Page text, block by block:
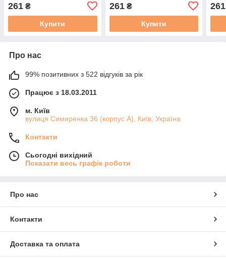
Cypress and Bayberry,
Candle
261 ₴
Купити
"Toasted Pumpkin Spice".
Candle Science
261₴
Купити
261
Про нас
99% позитивних з 522 відгуків за рік
Працює з 18.03.2011
м. Київ
вулиця Симиренка 36 (корпус А), Київ, Україна
Контакти
Сьогодні вихідний
Показати весь графік роботи
Про нас
Контакти
Доставка та оплата